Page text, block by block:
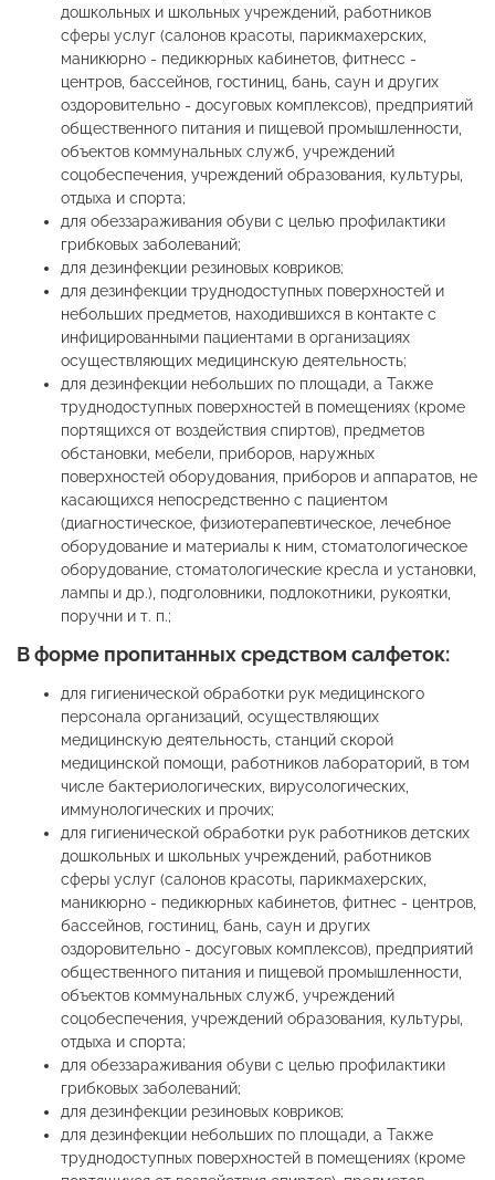
дошкольных и школьных учреждений, работников
сферы услуг (салонов красоты, парикмахерских,
маникюрно - педикюрных кабинетов, фитнесс -
центров, бассейнов, гостиниц, бань, саун и других
оздоровительно - досуговых комплексов), предприятий
общественного питания и пищевой промышленности,
объектов коммунальных служб, учреждений
соцобеспечения, учреждений образования, культуры,
отдыха и спорта;
для обеззараживания обуви с целью профилактики
грибковых заболеваний;
для дезинфекции резиновых ковриков;
для дезинфекции труднодоступных поверхностей и
небольших предметов, находившихся в контакте с
инфицированными пациентами в организациях
осуществляющих медицинскую деятельность;
для дезинфекции небольших по площади, а Также
труднодоступных поверхностей в помещениях (кроме
портящихся от воздействия спиртов), предметов
обстановки, мебели, приборов, наружных
поверхностей оборудования, приборов и аппаратов, не
касающихся непосредственно с пациентом
(диагностическое, физиотерапевтическое, лечебное
оборудование и материалы к ним, стоматологическое
оборудование, стоматологические кресла и установки,
лампы и др.), подголовники, подлокотники, рукоятки,
поручни и т. п.;
В форме пропитанных средством салфеток:
для гигиенической обработки рук медицинского
персонала организаций, осуществляющих
медицинскую деятельность, станций скорой
медицинской помощи, работников лабораторий, в том
числе бактериологических, вирусологических,
иммунологических и прочих;
для гигиенической обработки рук работников детских
дошкольных и школьных учреждений, работников
сферы услуг (салонов красоты, парикмахерских,
маникюрно - педикюрных кабинетов, фитнес - центров,
бассейнов, гостиниц, бань, саун и других
оздоровительно - досуговых комплексов), предприятий
общественного питания и пищевой промышленности,
объектов коммунальных служб, учреждений
соцобеспечения, учреждений образования, культуры,
отдыха и спорта;
для обеззараживания обуви с целью профилактики
грибковых заболеваний;
для дезинфекции резиновых ковриков;
для дезинфекции небольших по площади, а Также
труднодоступных поверхностей в помещениях (кроме